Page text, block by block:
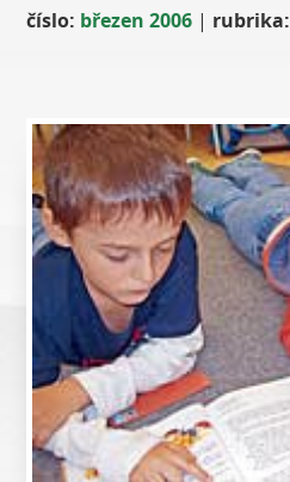
číslo: březen 2006 | rubrika: